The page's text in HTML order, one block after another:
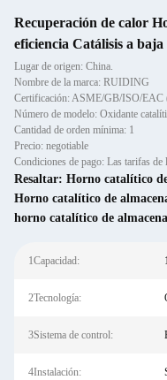
Recuperación de calor
eficiencia Catálisis a
Lugar de origen: China.
Nombre de la marca: RUIDING
Certificación: ASME/GB/ISO/
Número de modelo: Oxidante
Cantidad de orden mínima: 1
Precio: negotiable
Resaltar: Horno catalítico
Horno catalítico de
horno catalítico de
1Capacidad:
2Tecnología:
3Sistema de control:
4Instalación: